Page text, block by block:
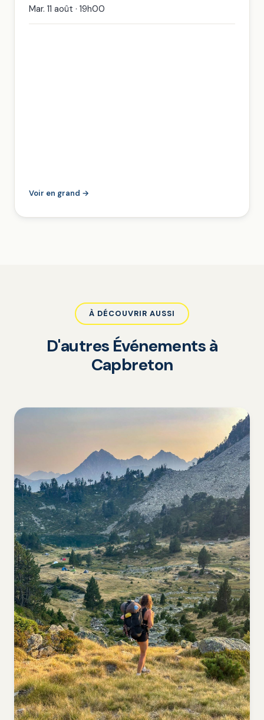
Mar. 11 août · 19h00
Voir en grand →
À DÉCOUVRIR AUSSI
D'autres Événements à
Capbreton